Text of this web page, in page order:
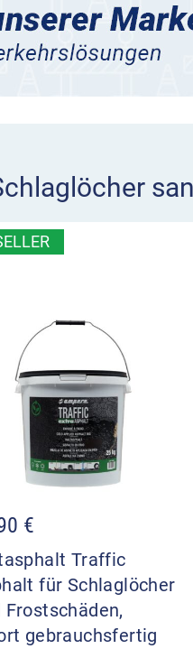
€
Traffic
für Schlaglöcher
Frostschäden,
gebrauchsfertig